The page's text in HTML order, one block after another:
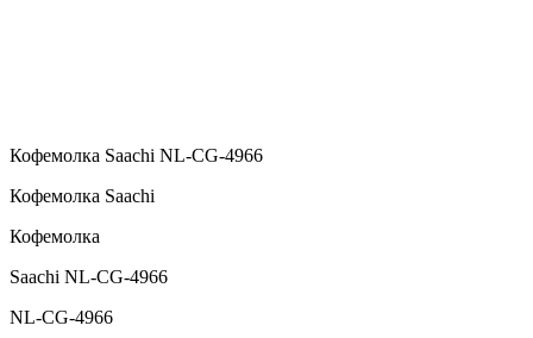
Кофемолка Saachi NL-CG-4966
Кофемолка Saachi
Кофемолка
Saachi NL-CG-4966
NL-CG-4966